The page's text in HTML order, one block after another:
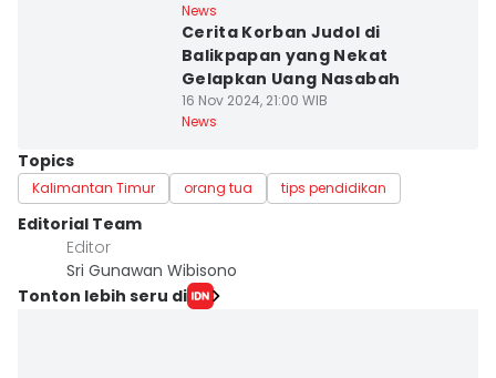
News
Cerita Korban Judol di
Balikpapan yang Nekat
Gelapkan Uang Nasabah
16 Nov 2024, 21:00 WIB
News
Topics
Kalimantan Timur orang tua tips pendidikan
Editorial Team
Editor
Sri Gunawan Wibisono
Tonton lebih seru di